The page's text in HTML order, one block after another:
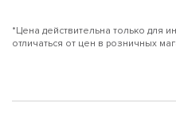
*Цена действительна только для
отличаться от цен в розничных